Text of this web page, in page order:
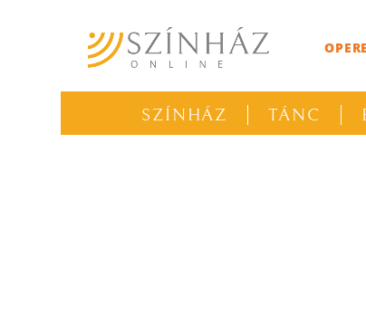
SZÍNHÁZ TÁNC